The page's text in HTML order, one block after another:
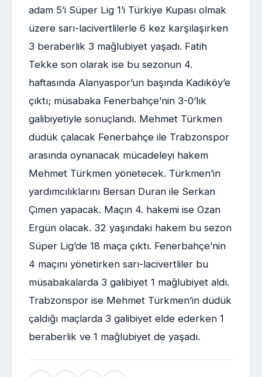
adam 5’i Süper Lig 1’i Türkiye Kupası olmak
üzere sarı-lacivertlilerle 6 kez karşılaşırken
3 beraberlik 3 mağlubiyet yaşadı. Fatih
Tekke son olarak ise bu sezonun 4.
haftasında Alanyaspor’un başında Kadıköy’e
çıktı; müsabaka Fenerbahçe’nin 3-0’lık
galibiyetiyle sonuçlandı. Mehmet Türkmen
düdük çalacak Fenerbahçe ile Trabzonspor
arasında oynanacak mücadeleyi hakem
Mehmet Türkmen yönetecek. Türkmen’in
yardımcılıklarını Bersan Duran ile Serkan
Çimen yapacak. Maçın 4. hakemi ise Ozan
Ergün olacak. 32 yaşındaki hakem bu sezon
Süper Lig’de 18 maça çıktı. Fenerbahçe’nin
4 maçını yönetirken sarı-lacivertliler bu
müsabakalarda 3 galibiyet 1 mağlubiyet aldı.
Trabzonspor ise Mehmet Türkmen’in düdük
çaldığı maçlarda 3 galibiyet elde ederken 1
beraberlik ve 1 mağlubiyet de yaşadı.